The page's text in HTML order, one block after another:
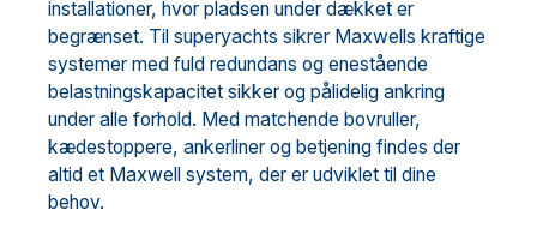
installationer, hvor pladsen under dækket er
begrænset. Til superyachts sikrer Maxwells kraftige
systemer med fuld redundans og enestående
belastningskapacitet sikker og pålidelig ankring
under alle forhold. Med matchende bovruller,
kædestoppere, ankerliner og betjening findes der
altid et Maxwell system, der er udviklet til dine
behov.